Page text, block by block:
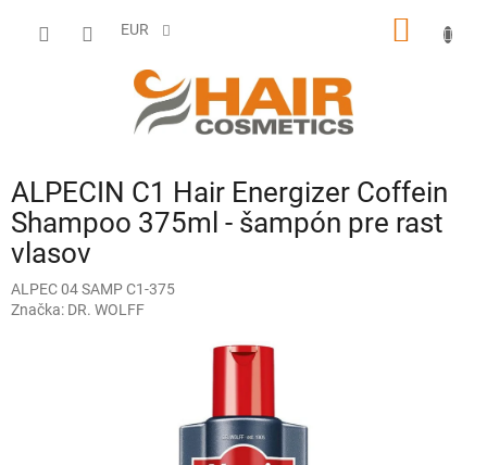
EUR
ALPECIN C1 Hair Energizer Coffein
Shampoo 375ml - šampón pre rast
vlasov
ALPEC 04 SAMP C1-375
Značka: DR. WOLFF